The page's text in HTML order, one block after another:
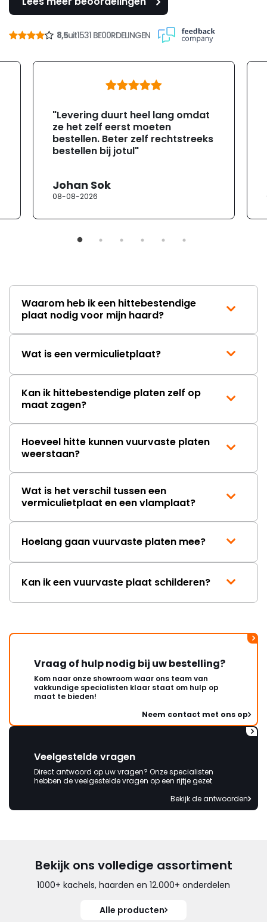
8,5uit1531 BE00RDELINGEN
"Levering duurt heel lang omdat
ze het zelf eerst moeten
bestellen. Beter zelf rechtstreeks
bestellen bij jotul"
Johan Sok
08-08-2026
Waarom heb ik een hittebestendige
plaat nodig voor mijn haard?
Wat is een vermiculietplaat?
Kan ik hittebestendige platen zelf op
maat zagen?
Hoeveel hitte kunnen vuurvaste platen
weerstaan?
Wat is het verschil tussen een
vermiculietplaat en een vlamplaat?
Hoelang gaan vuurvaste platen mee?
Kan ik een vuurvaste plaat schilderen?
Vraag of hulp nodig bij uw bestelling?
Kom naar onze showroom waar ons team van
vakkundige specialisten klaar staat om hulp op
maat te bieden!
Neem contact met ons op
Veelgestelde vragen
Direct antwoord op uw vragen? Onze specialisten
hebben de veelgestelde vragen op een rijtje gezet
Bekijk de antwoorden
Bekijk ons volledige assortiment
1000+ kachels, haarden en 12.000+ onderdelen
Alle producten